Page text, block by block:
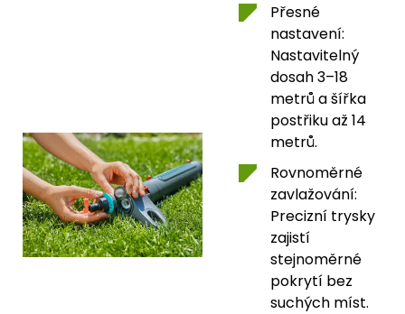
Přesné
nastavení:
Nastavitelný
dosah 3–18
metrů a šířka
postřiku až 14
metrů.
Rovnoměrné
zavlažování:
Precizní trysky
zajistí
stejnoměrné
pokrytí bez
suchých míst.